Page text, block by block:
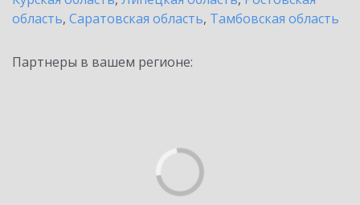
область, Саратовская область, Тамбовская область
Партнеры в вашем регионе: